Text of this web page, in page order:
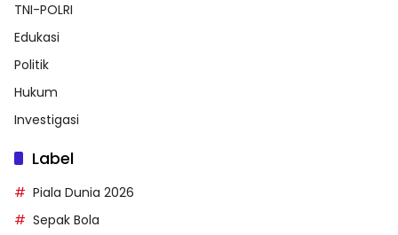
TNI-POLRI
Edukasi
Politik
Hukum
Investigasi
Label
Piala Dunia 2026
Sepak Bola